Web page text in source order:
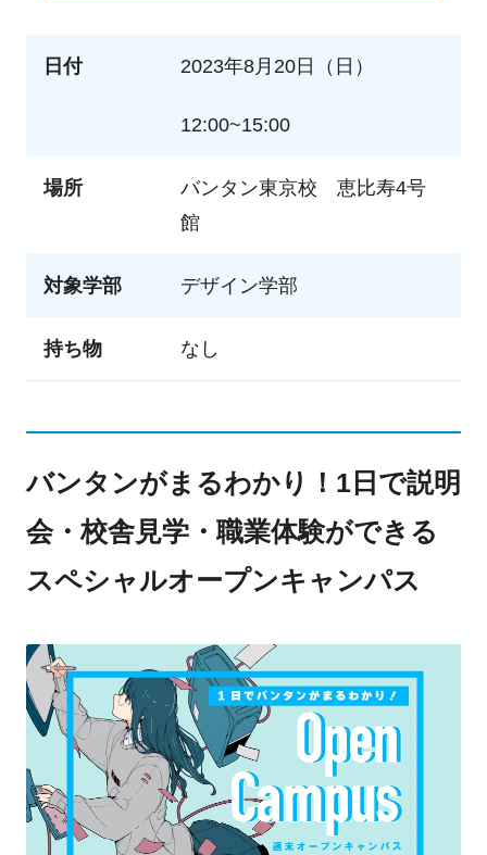
日付 2023年8月20日（日）
12:00~15:00
場所
バンタン東京校 恵比寿4号
館
対象学部 デザイン学部
持ち物 なし
バンタンがまるわかり！1日で説明
会・校舎見学・職業体験ができる
スペシャルオープンキャンパス